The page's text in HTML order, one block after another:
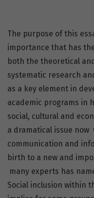
The purpose of this
importance that has
both the theoretical
systematic research
as a key element in
academic programs in
social, cultural and
a dramatical issue
communication and
birth to a new and
many experts has
Social inclusion within